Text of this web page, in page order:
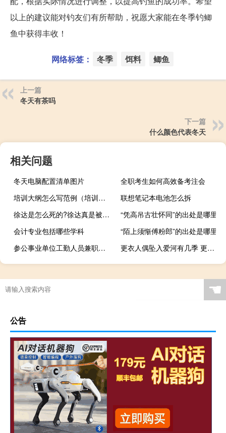
以上的建议能对钓友们有所帮助，祝愿大家能在冬季钓鲫
鱼中获得丰收！
网络标签： 冬季 饵料 鲫鱼
上一篇
冬天有茶吗
下一篇
什么颜色代表冬天
相关问题
冬天电脑配置清单图片
全职考生如何高效备考注会
培训大纲怎么写范例（培训大纲怎么写）
联想笔记本电池怎么拆
徐达是怎么死的?徐达真是被朱元璋赐死的吗?
“凭高吊古壮怀同”的出处是哪里
会计专业包括哪些学科
“陌上须惭傅粉郎”的出处是哪里
参公事业单位工勤人员兼职（参公事业单位工勤人员）
更衣人偶坠入爱河有几季 更衣人偶坠入爱河第三集
☚
公告